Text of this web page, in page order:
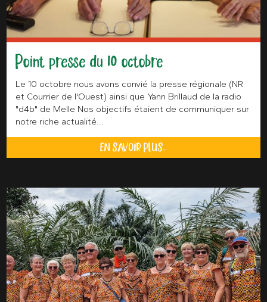
Point presse du 10 octobre
Le 10 octobre nous avons convié la presse régionale (NR
et Courrier de l'Ouest) ainsi que Yann Brillaud de la radio
"d4b" de Melle Nos objectifs étaient de communiquer sur
notre riche actualité...
EN SAVOIR PLUS...